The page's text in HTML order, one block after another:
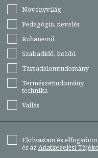
Növényvilág
Pedagógia, nevelés
Ruhanemű
Szabadidő, hobbi
Társadalomtudomány
Természettudomány,
technika
Vallás
Elolvastam és elfogadom
és az Adatkezelési